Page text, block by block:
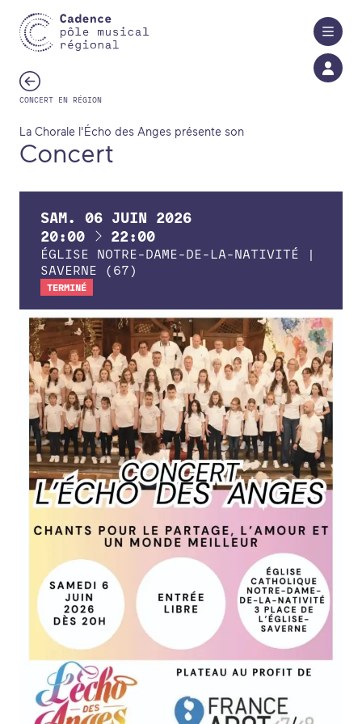
CONCERT EN RÉGION
La Chorale l'Écho des Anges présente son
Concert
SAM. 06 JUIN 2026
20:00
À 22:00
ÉGLISE NOTRE-DAME-DE-LA-NATIVITÉ |
SAVERNE (67)
TERMINÉ
FORMATIONS
ATELIERS
RENCONTRES
ACCOMPAGNEMENT
ACTIONS ARTISTIQUES